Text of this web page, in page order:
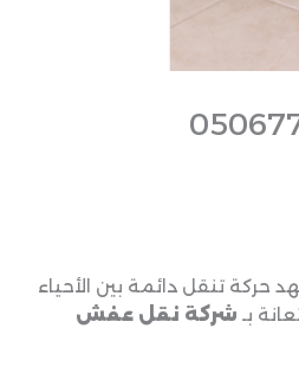
حركة تنقل دائمة بين الأحياء
بـ شركة نقل عفش